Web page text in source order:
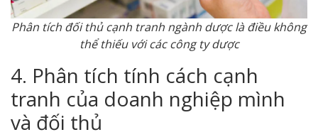
Phân tích đối thủ cạnh tranh ngành dược là điều không
thể thiếu với các công ty dược
4. Phân tích tính cách cạnh
tranh của doanh nghiệp mình
và đối thủ